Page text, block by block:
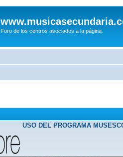
Foro de los centros asociados a la página.
USO DEL PROGRAMA